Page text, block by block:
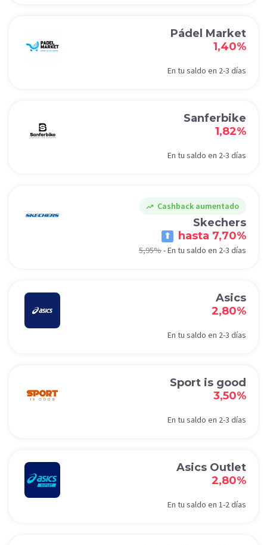
Pádel Market
1,40%
En tu saldo en 2-3 días
Sanferbike
1,82%
En tu saldo en 2-3 días
trending_up Cashback aumentado
Skechers
hasta 7,70%
5,95%-En tu saldo en 2-3 días
Asics
2,80%
En tu saldo en 2-3 días
Sport is good
3,50%
En tu saldo en 2-3 días
Asics Outlet
2,80%
En tu saldo en 1-2 días